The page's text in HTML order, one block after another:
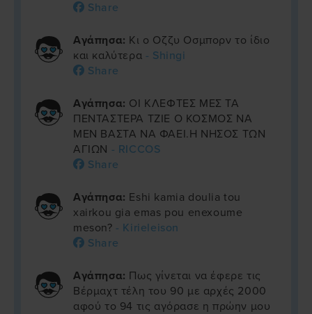
Share
Αγάπησα: Κι ο Οζζυ Οσμπορν το ίδιο
και καλύτερα - Shingi
Share
Αγάπησα: ΟΙ ΚΛΕΦΤΕΣ ΜΕΣ ΤΑ
ΠΕΝΤΑΣΤΕΡΑ ΤΖΙΕ Ο ΚΟΣΜΟΣ ΝΑ
ΜΕΝ ΒΑΣΤΑ ΝΑ ΦΑΕΙ.Η ΝΗΣΟΣ ΤΩΝ
ΑΓΙΩΝ - RICCOS
Share
Αγάπησα: Eshi kamia doulia tou
xairkou gia emas pou enexoume
meson? - Kirieleison
Share
Αγάπησα: Πως γίνεται να έφερε τις
Βέρμαχτ τέλη του 90 με αρχές 2000
αφού το 94 τις αγόρασε η πρώην μου